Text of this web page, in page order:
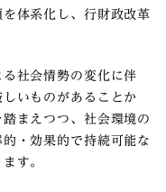
体系化し、行財政改革
社会情勢の変化に伴
いものがあることか
まえつつ、社会環境の
・効果的で持続可能な
す。